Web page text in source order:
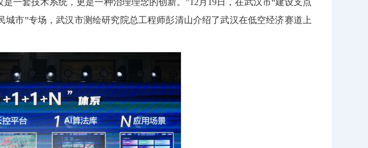
市”专场，武汉市测绘研究院总工程师彭清山介绍了武汉在低空经济赛道上